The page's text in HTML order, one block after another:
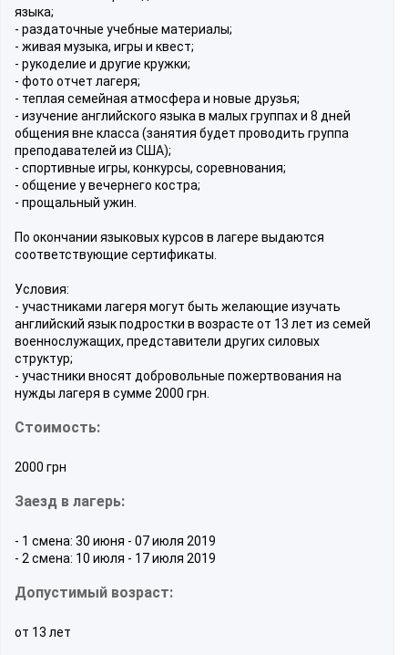
языка;
- раздаточные учебные материалы;
- живая музыка, игры и квест;
- рукоделие и другие кружки;
- фото отчет лагеря;
- теплая семейная атмосфера и новые друзья;
- изучение английского языка в малых группах и 8 дней
общения вне класса (занятия будет проводить группа
преподавателей из США);
- спортивные игры, конкурсы, соревнования;
- общение у вечернего костра;
- прощальный ужин.
По окончании языковых курсов в лагере выдаются
соответствующие сертификаты.
Условия:
- участниками лагеря могут быть желающие изучать
английский язык подростки в возрасте от 13 лет из семей
военнослужащих, представители других силовых
структур;
- участники вносят добровольные пожертвования на
нужды лагеря в сумме 2000 грн.
Стоимость:
2000 грн
Заезд в лагерь:
- 1 смена: 30 июня - 07 июля 2019
- 2 смена: 10 июля - 17 июля 2019
Допустимый возраст:
от 13 лет